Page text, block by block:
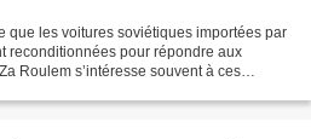
que les voitures soviétiques importées par
reconditionnées pour répondre aux
Roulem s’intéresse souvent à ces